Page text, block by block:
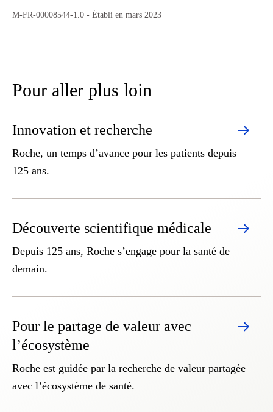
M-FR-00008544-1.0 - Établi en mars 2023
Pour aller plus loin
Innovation et recherche
Roche, un temps d’avance pour les patients depuis
125 ans.
Découverte scientifique médicale
Depuis 125 ans, Roche s’engage pour la santé de
demain.
Pour le partage de valeur avec
l’écosystème
Roche est guidée par la recherche de valeur partagée
avec l’écosystème de santé.